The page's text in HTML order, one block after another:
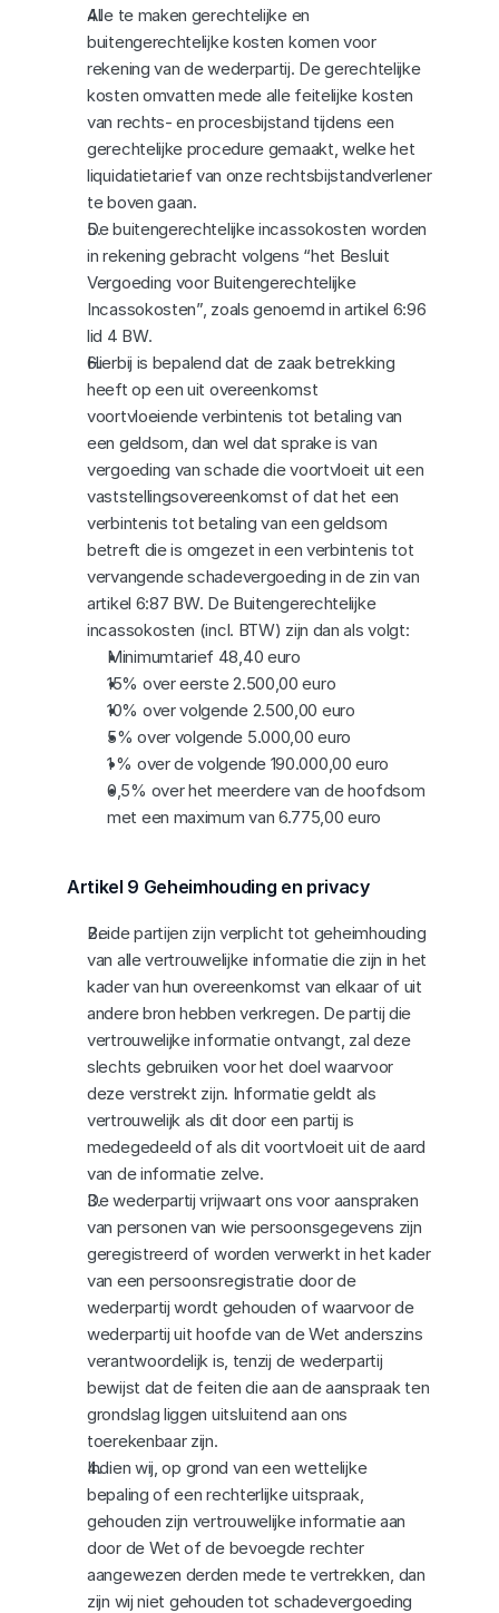
Alle te maken gerechtelijke en
buitengerechtelijke kosten komen voor
rekening van de wederpartij. De gerechtelijke
kosten omvatten mede alle feitelijke kosten
van rechts- en procesbijstand tijdens een
gerechtelijke procedure gemaakt, welke het
liquidatietarief van onze rechtsbijstandverlener
te boven gaan.
De buitengerechtelijke incassokosten worden
in rekening gebracht volgens “het Besluit
Vergoeding voor Buitengerechtelijke
Incassokosten”, zoals genoemd in artikel 6:96
lid 4 BW.
Hierbij is bepalend dat de zaak betrekking
heeft op een uit overeenkomst
voortvloeiende verbintenis tot betaling van
een geldsom, dan wel dat sprake is van
vergoeding van schade die voortvloeit uit een
vaststellingsovereenkomst of dat het een
verbintenis tot betaling van een geldsom
betreft die is omgezet in een verbintenis tot
vervangende schadevergoeding in de zin van
artikel 6:87 BW. De Buitengerechtelijke
incassokosten (incl. BTW) zijn dan als volgt:
Minimumtarief 48,40 euro
15% over eerste 2.500,00 euro
10% over volgende 2.500,00 euro
5% over volgende 5.000,00 euro
1 % over de volgende 190.000,00 euro
0,5% over het meerdere van de hoofdsom
met een maximum van 6.775,00 euro
Artikel 9 Geheimhouding en privacy
Beide partijen zijn verplicht tot geheimhouding
van alle vertrouwelijke informatie die zijn in het
kader van hun overeenkomst van elkaar of uit
andere bron hebben verkregen. De partij die
vertrouwelijke informatie ontvangt, zal deze
slechts gebruiken voor het doel waarvoor
deze verstrekt zijn. Informatie geldt als
vertrouwelijk als dit door een partij is
medegedeeld of als dit voortvloeit uit de aard
van de informatie zelve.
De wederpartij vrijwaart ons voor aanspraken
van personen van wie persoonsgegevens zijn
geregistreerd of worden verwerkt in het kader
van een persoonsregistratie door de
wederpartij wordt gehouden of waarvoor de
wederpartij uit hoofde van de Wet anderszins
verantwoordelijk is, tenzij de wederpartij
bewijst dat de feiten die aan de aanspraak ten
grondslag liggen uitsluitend aan ons
toerekenbaar zijn.
Indien wij, op grond van een wettelijke
bepaling of een rechterlijke uitspraak,
gehouden zijn vertrouwelijke informatie aan
door de Wet of de bevoegde rechter
aangewezen derden mede te vertrekken, dan
zijn wij niet gehouden tot schadevergoeding